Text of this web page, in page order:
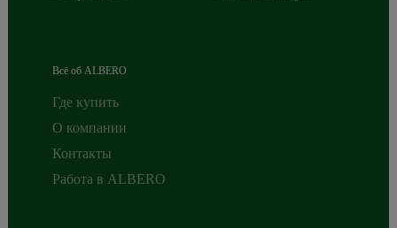
Всё об ALBERO
Где купить
О компании
Контакты
Работа в ALBERO